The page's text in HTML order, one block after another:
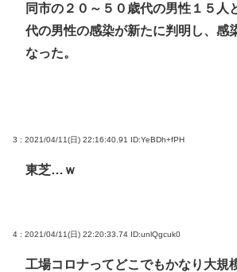
同市の２０～５０歳代の男性１５人
代の男性の感染が新たに判明し、感
なった。
3 : 2021/04/11(日) 22:16:40.91 ID:YeBDh+fPH
東芝…ｗ
4 : 2021/04/11(日) 22:20:33.74 ID:unlQgcuk0
工場コロナってどこでもかなり大規